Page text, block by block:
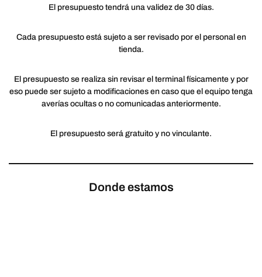
El presupuesto tendrá una validez de 30 días.
Cada presupuesto está sujeto a ser revisado por el personal en
tienda.
El presupuesto se realiza sin revisar el terminal físicamente y por
eso puede ser sujeto a modificaciones en caso que el equipo tenga
averías ocultas o no comunicadas anteriormente.
El presupuesto será gratuito y no vinculante.
Donde estamos